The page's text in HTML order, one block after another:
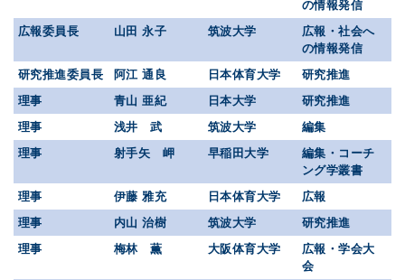
の情報発信
広報委員長
山田 永子 筑波大学
広報・社会へ
の情報発信
研究推進委員長
阿江 通良 日本体育大学
研究推進
理事
青山 亜紀 日本大学
研究推進
理事
浅井 武 筑波大学
編集
理事
射手矢 岬 早稲田大学
編集・コーチ
ング学叢書
理事
伊藤 雅充 日本体育大学
広報
理事
内山 治樹 筑波大学
研究推進
理事
梅林 薫 大阪体育大学
広報・学会大
会